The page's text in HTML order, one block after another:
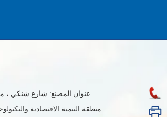
عنوان المصنع: شارع شنكي ،
منطقة التنمية الاقتصادية